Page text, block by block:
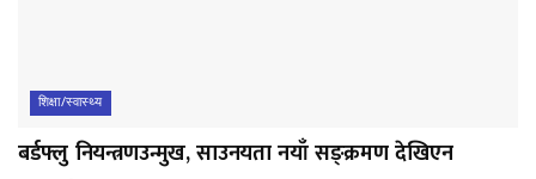
शिक्षा/स्वास्थ्य
बर्डफ्लु नियन्त्रणउन्मुख, साउनयता नयाँ सङ्क्रमण देखिएन